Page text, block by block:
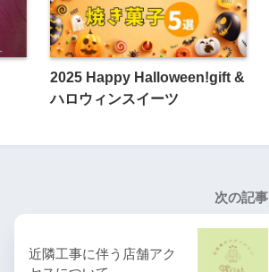
2025 Happy Halloween!gift &
ハロウィンスイーツ
次の記事
近隣工事に伴う店舗アク